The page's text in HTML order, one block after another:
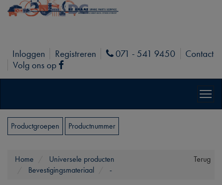
Inloggen Registreren Phone
071 - 541 9450
Contact
Volg ons op
Facebook
Productgroepen Productnummer
Terug
Home
Universele producten
Bevestigingsmateriaal
-